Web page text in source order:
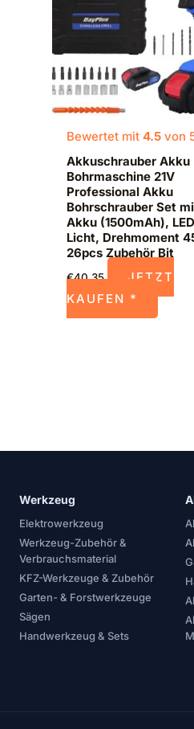
Bewertet mit 4.5 von
Akkuschrauber Akku
Bohrmaschine 21V
Professional Akku
Bohrschrauber Set
Akku (1500mAh),
Licht, Drehmoment
26pcs Zubehör Bit
€40,35
JETZT
KAUFEN *
Werkzeug
Elektrowerkzeug
Werkzeug-Zubehör &
Verbrauchsmaterial
KFZ-Werkzeuge & Zubehör
Garten- & Forstwerkzeuge
Sägen
Handwerkzeug & Sets